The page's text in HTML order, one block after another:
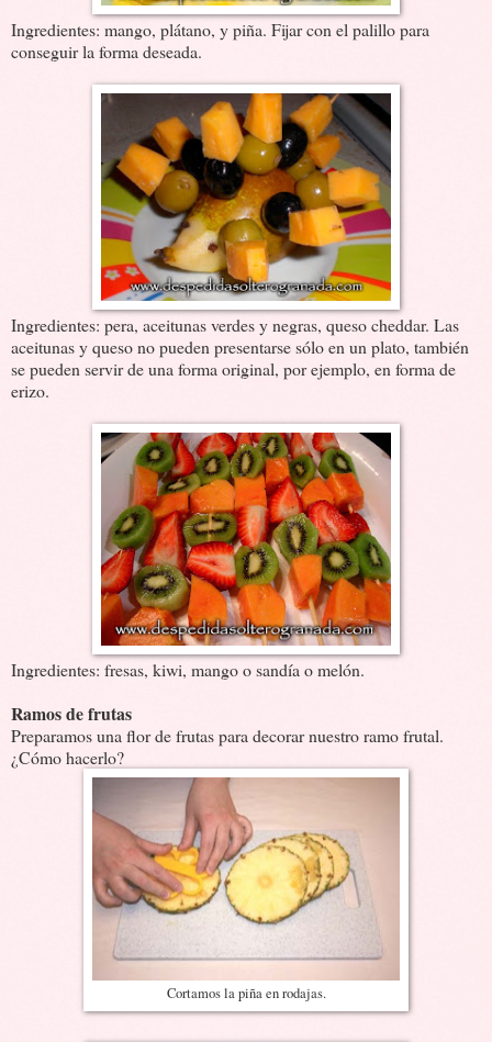
Ingredientes: mango, plátano, y piña. Fijar con el palillo para
conseguir la forma deseada.
Ingredientes: pera, aceitunas verdes y negras, queso cheddar. Las
aceitunas y queso no pueden presentarse sólo en un plato, también
se pueden servir de una forma original, por ejemplo, en forma de
erizo.
Ingredientes: fresas, kiwi, mango o sandía o melón.
Ramos de frutas
Preparamos una flor de frutas para decorar nuestro ramo frutal.
¿Cómo hacerlo?
Cortamos la piña en rodajas.